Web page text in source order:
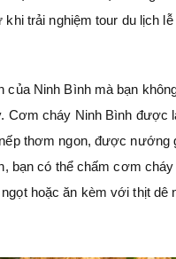
khi trải nghiệm tour du lịch lễ
của Ninh Bình mà bạn
Cơm cháy Ninh Bình được
thơm ngon, được nướng
bạn có thể chấm cơm
hoặc ăn kèm với thịt dê